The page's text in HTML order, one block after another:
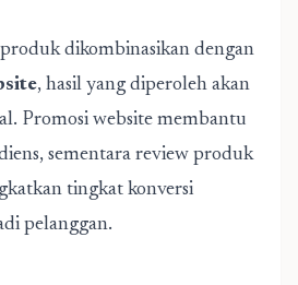
dikombinasikan dengan
, hasil yang diperoleh akan
Promosi website membantu
sementara review produk
tingkat konversi
pelanggan.